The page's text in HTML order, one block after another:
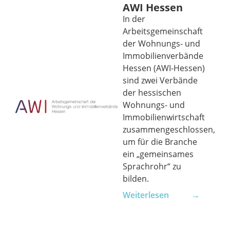
AWI Hessen
In der
Arbeitsgemeinschaft
der Wohnungs- und
Immobilienverbände
Hessen (AWI-Hessen)
sind zwei Verbände
der hessischen
Wohnungs- und
Immobilienwirtschaft
zusammengeschlossen,
um für die Branche
ein „gemeinsames
Sprachrohr“ zu
bilden.
Weiterlesen →